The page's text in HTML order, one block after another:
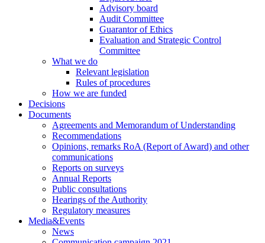
Advisory board
Audit Committee
Guarantor of Ethics
Evaluation and Strategic Control
Committee
What we do
Relevant legislation
Rules of procedures
How we are funded
Decisions
Documents
Agreements and Memorandum of Understanding
Recommendations
Opinions, remarks RoA (Report of Award) and other
communications
Reports on surveys
Annual Reports
Public consultations
Hearings of the Authority
Regulatory measures
Media&Events
News